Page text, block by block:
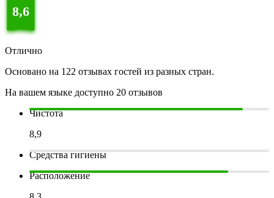
8,6
Отлично
Основано на 122 отзывах гостей из разных стран.
На вашем языке доступно 20 отзывов
Чистота
8,9
Средства гигиены
Расположение